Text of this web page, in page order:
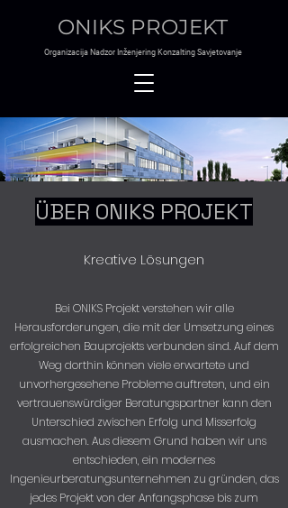
ONIKS PROJEKT
Organizacija Nadzor nženjering Konzalting Savjetovanje
ÜBER ONIKS PROJEKT
Kreative Lösungen
Bei ONIKS Projekt verstehen wir alle
Herausforderungen, die mit der Umsetzung eines
erfolgreichen Bauprojekts verbunden sind. Auf dem
Weg dorthin können viele erwartete und
unvorhergesehene Probleme auftreten, und ein
vertrauenswürdiger Beratungspartner kann den
Unterschied zwischen Erfolg und Misserfolg
ausmachen. Aus diesem Grund haben wir uns
entschieden, ein modernes
Ingenieurberatungsunternehmen zu gründen, das
jedes Projekt von der Anfangsphase bis zum